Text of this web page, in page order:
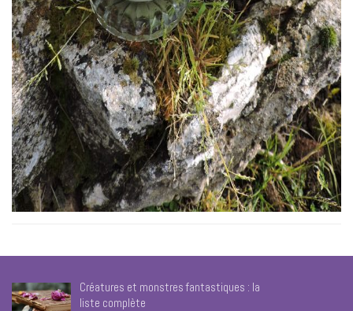
Créatures et monstres fantastiques : la
liste complète